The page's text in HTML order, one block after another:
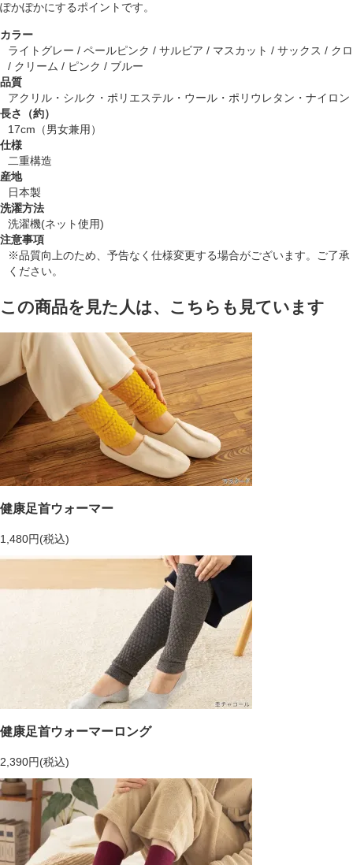
ぽかぽかにするポイントです。
カラー
ライトグレー / ペールピンク / サルビア / マスカット / サックス / クロ
/ クリーム / ピンク / ブルー
品質
アクリル・シルク・ポリエステル・ウール・ポリウレタン・ナイロン
長さ（約）
17cm（男女兼用）
仕様
二重構造
産地
日本製
洗濯方法
洗濯機(ネット使用)
注意事項
※品質向上のため、予告なく仕様変更する場合がございます。ご了承
ください。
この商品を見た人は、こちらも見ています
健康足首ウォーマー
1,480円(税込)
健康足首ウォーマーロング
2,390円(税込)